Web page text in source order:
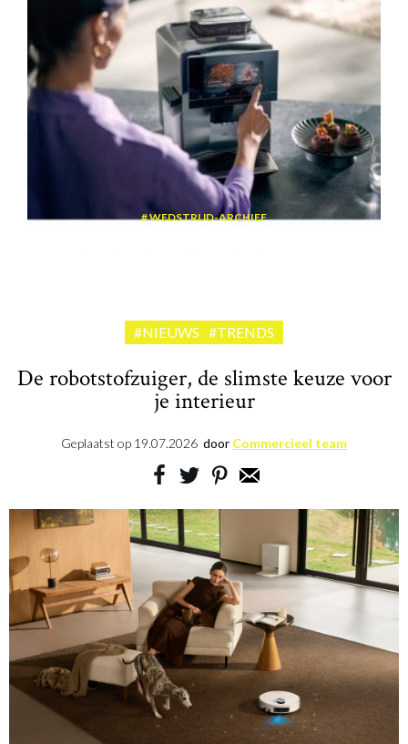
WEDSTRIJD-ARCHIEF
#NIEUWS #TRENDS
De robotstofzuiger, de slimste keuze voor
je interieur
Geplaatst op 19.07.2026 door Commercieel team